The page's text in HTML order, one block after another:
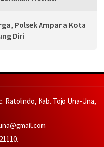
Polsek Ampana Kota
Diri
Ratolindo, Kab. Tojo Una-Una,